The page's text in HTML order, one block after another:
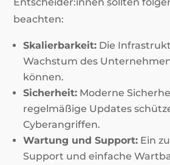
beachten:
Skalierbarkeit: Die
Wachstum des
können.
Sicherheit: Moderne
regelmäßige Updates
Cyberangriffen.
Wartung und Support: Ein
Support und einfache